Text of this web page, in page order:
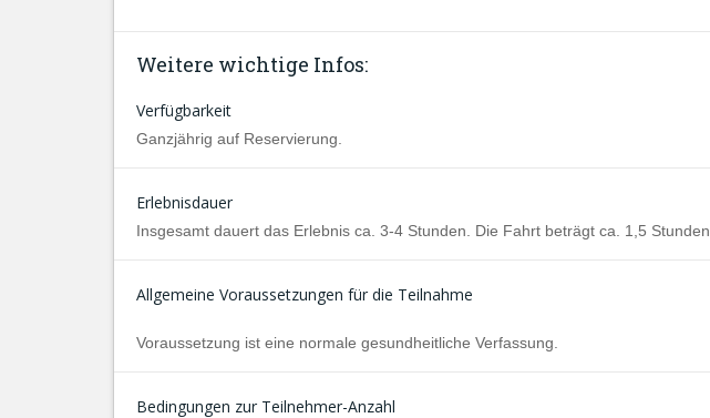
Weitere wichtige Infos:
Verfügbarkeit
Ganzjährig auf Reservierung.
Erlebnisdauer
Insgesamt dauert das Erlebnis ca. 3-4 Stunden. Die Fahrt beträgt ca. 1,5 Stunden.
Allgemeine Voraussetzungen für die Teilnahme
Voraussetzung ist eine normale gesundheitliche Verfassung.
Bedingungen zur Teilnehmer-Anzahl